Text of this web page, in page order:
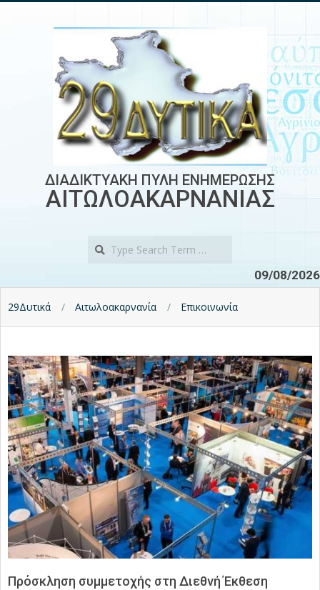
ΔΙΑΔΙΚΤΥΑΚΗ ΠΥΛΗ ΕΝΗΜΕΡΩΣΗΣ
ΑΙΤΩΛΟΑΚΑΡΝΑΝΙΑΣ
09/08/2026
29Δυτικά Αιτωλοακαρνανία Επικοινωνία
Πρόσκληση συμμετοχής στη Διεθνή Έκθεση